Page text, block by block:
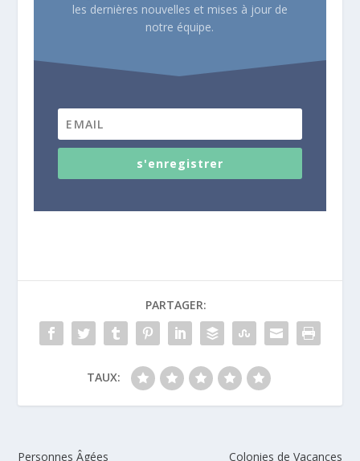
les dernières nouvelles et mises à jour de
notre équipe.
s'enregistrer
PARTAGER:
TAUX:
Personnes Âgées Colonies de Vacances